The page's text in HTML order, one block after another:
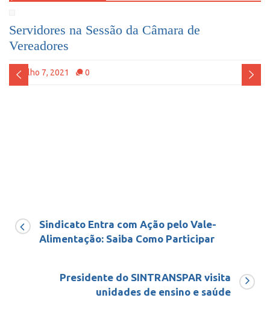
Servidores na Sessão da Câmara de
Vereadores
Julho 7, 2021 0
Sindicato Entra com Ação pelo Vale-
Alimentação: Saiba Como Participar
Presidente do SINTRANSPAR visita
unidades de ensino e saúde